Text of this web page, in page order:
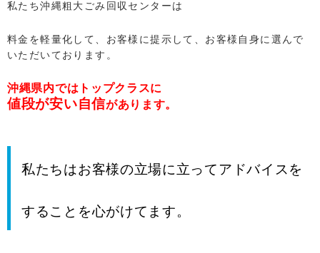
私たち沖縄粗大ごみ回収センターは
料金を軽量化して、お客様に提示して、お客様自身に選んで
いただいております。
沖縄県内ではトップクラスに
値段が安い自信があります。
私たちはお客様の立場に立ってアドバイスを
することを心がけてます。